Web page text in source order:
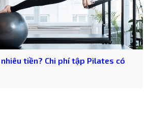
tiền? Chi phí tập Pilates có